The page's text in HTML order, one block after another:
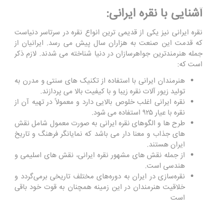
آشنایی با نقره ایرانی:
نقره ایرانی نیز یکی از قدیمی ترین انواع نقره در سرتاسر دنیاست
که قدمت این صنعت به هزاران سال پیش می رسد. ایرانیان از
جمله هنرمندترین جواهرسازان در دنیا شناخته می شدند. لازم ذکر
است که:
هنرمندان ایرانی با استفاده از تکنیک‌ های سنتی و مدرن به
تولید زیور آلات نقره زیبا و با کیفیت بالا می پردازند.
نقره ایرانی اغلب خلوص بالایی دارد و معمولاً در تهیه آن از
نقره با عیار ۹۲۵ استفاده می‌ شود.
طرح ‌ها و الگوهای نقره ایرانی به صورت معمول شامل نقش
‌های جذاب و معنا دار می باشد که نمایانگر فرهنگ و تاریخ
ایران هستند.
از جمله نقش های مشهور نقره ایرانی، نقش های اسلیمی و
هندسی است.
نقره‌سازی در ایران به دوره‌های مختلف تاریخی برمی‌گردد و
خلاقیت هنرمندان در این زمینه همچنان به قوت خود باقی
است